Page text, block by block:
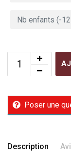
Poser une
Description